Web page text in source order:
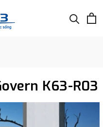
K63-R03